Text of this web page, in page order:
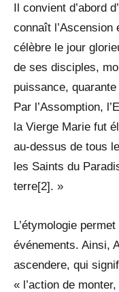
Il convient d’abord
connaît l’Ascension
célèbre le jour
de ses disciples,
puissance,
Par l’Assomption,
la Vierge Marie fut
au-dessus de tous
les Saints du
terre[2]. »
L’étymologie
événements. Ainsi,
ascendere, qui
« l’action de